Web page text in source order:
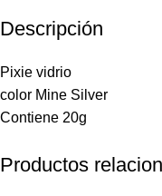
Descripción
Pixie vidrio
color Mine Silver
Contiene 20g
Productos